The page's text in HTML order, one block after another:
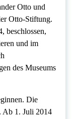
Otto und
Otto-Stiftung.
beschlossen,
und im
des Museums
Die
Ab 1. Juli 2014